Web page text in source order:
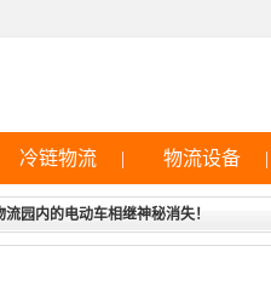
冷链物流 | 物流设备 |
流园内的电动车相继神秘消失！